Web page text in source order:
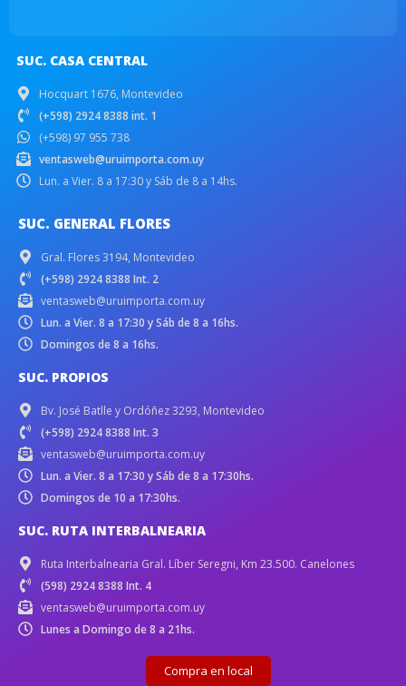
SUC. CASA CENTRAL
Hocquart 1676, Montevideo
(+598) 2924 8388 int. 1
(+598) 97 955 738
ventasweb@uruimporta.com.uy
Lun. a Vier. 8 a 17:30 y Sáb de 8 a 14hs.
SUC. GENERAL FLORES
Gral. Flores 3194, Montevideo
(+598) 2924 8388 Int. 2
ventasweb@uruimporta.com.uy
Lun. a Vier. 8 a 17:30 y Sáb de 8 a 16hs.
Domingos de 8 a 16hs.
SUC. PROPIOS
Bv. José Batlle y Ordóñez 3293, Montevideo
(+598) 2924 8388 Int. 3
ventasweb@uruimporta.com.uy
Lun. a Vier. 8 a 17:30 y Sáb de 8 a 17:30hs.
Domingos de 10 a 17:30hs.
SUC. RUTA INTERBALNEARIA
Ruta Interbalnearia Gral. Líber Seregni, Km 23.500. Canelones
(598) 2924 8388 Int. 4
ventasweb@uruimporta.com.uy
Lunes a Domingo de 8 a 21hs.
Compra en local